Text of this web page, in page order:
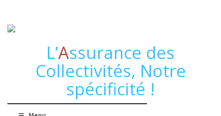
L’Assurance des
Collectivités, Notre
spécificité !